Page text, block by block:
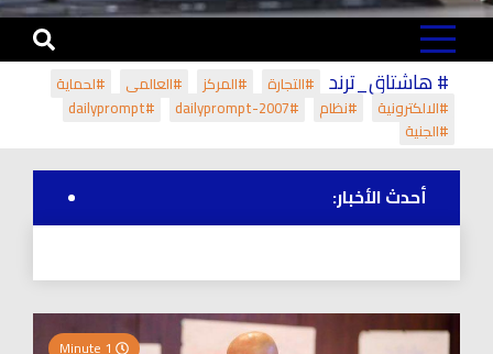
# هاشتاق_ترند #التجارة #المركز #العالمي
#لحماية
#الالكترونية
#نظام #dailyprompt-2007
#dailyprompt
#الجنية
أحدث الأخبار: